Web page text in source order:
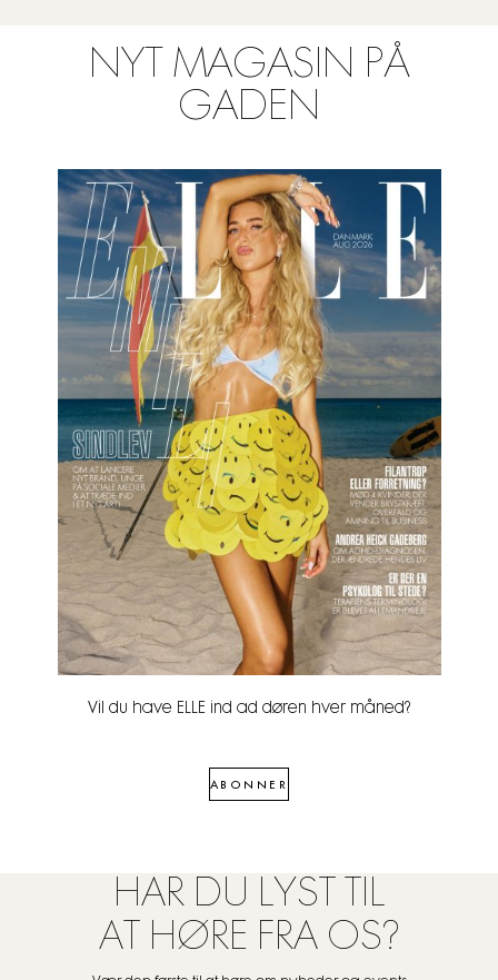
NYT MAGASIN PÅ
GADEN
Vil du have ELLE ind ad døren hver måned?
ABONNER
HAR DU LYST TIL
AT HØRE FRA OS?